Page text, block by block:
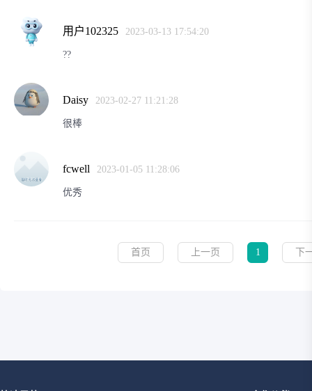
用户102325 2023-03-13 17:54:20
??
Daisy 2023-02-27 11:21:28
很棒
fcwell 2023-01-05 11:28:06
优秀
首页 上一页 1 下